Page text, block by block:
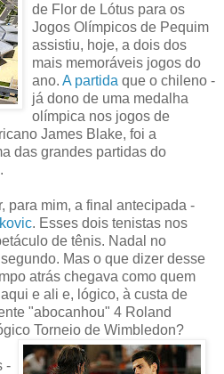
de Flor de Lótus para os
Jogos Olímpicos de Pequim
assistiu, hoje, a dois dos
mais memoráveis jogos do
ano. A partida que o chileno -
já dono de uma medalha
olímpica nos jogos de
James Blake, foi a
das grandes partidas do
para mim, a final antecipada -
. Esses dois tenistas nos
de tênis. Nadal no
Mas o que dizer desse
atrás chegava como quem
e ali e, lógico, à custa de
"abocanhou" 4 Roland
Torneio de Wimbledon?
-